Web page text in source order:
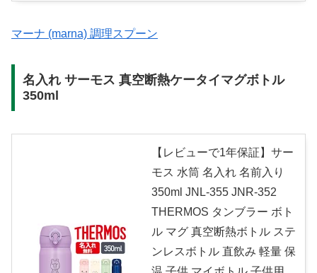
マーナ (marna) 調理スプーン
名入れ サーモス 真空断熱ケータイマグボトル
350ml
【レビューで1年保証】サー
モス 水筒 名入れ 名前入り
350ml JNL-355 JNR-352
THERMOS タンブラー ボト
ル マグ 真空断熱ボトル ステ
ンレスボトル 直飲み 軽量 保